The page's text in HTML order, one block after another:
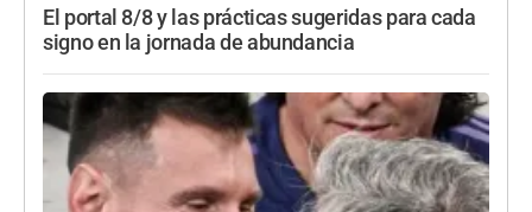
El portal 8/8 y las prácticas sugeridas para cada
signo en la jornada de abundancia